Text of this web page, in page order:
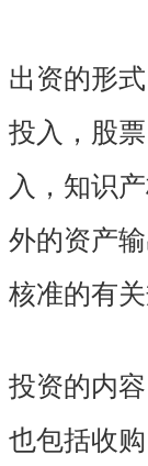
出资的形式
投入，股
入，知识
外的资产
核准的有
投资的内容
也包括收